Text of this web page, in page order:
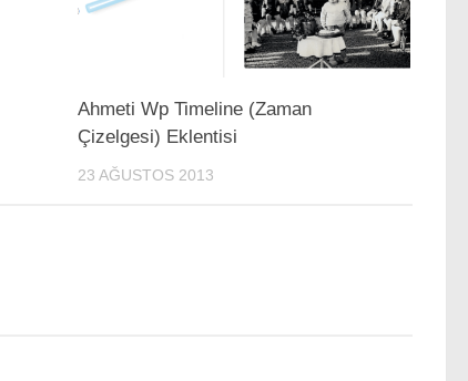
Ahmeti Wp Timeline (Zaman
Çizelgesi) Eklentisi
23 AĞUSTOS 2013